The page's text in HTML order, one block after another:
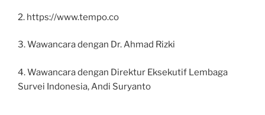
2. https://www.tempo.co
3. Wawancara dengan Dr. Ahmad Rizki
4. Wawancara dengan Direktur Eksekutif Lembaga
Survei Indonesia, Andi Suryanto